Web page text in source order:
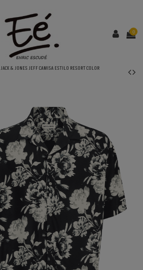
0
JACK & JONES JEFF CAMISA ESTILO RESORT COLOR